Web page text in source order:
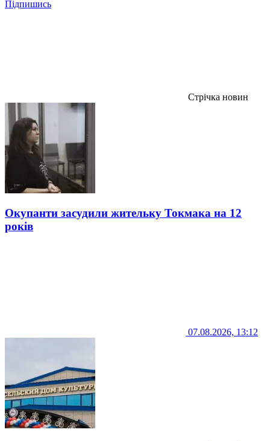
Підпишись
Стрічка новин
Окупанти засудили жительку Токмака на 12
років
07.08.2026, 13:12